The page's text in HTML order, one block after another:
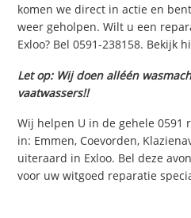
komen we direct in actie en
weer geholpen. Wilt u een
Exloo? Bel 0591-238158. Bekijk
Let op: Wij doen alléén
vaatwassers!!
Wij helpen U in de gehele 0591
in: Emmen, Coevorden,
uiteraard in Exloo. Bel deze
voor uw witgoed reparatie